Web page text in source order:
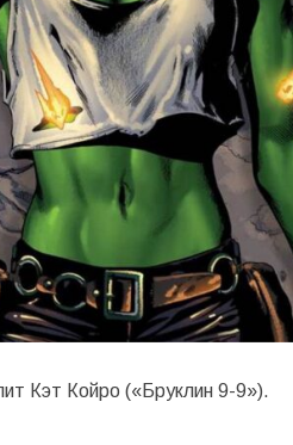
Кэт Койро («Бруклин 9-9»).